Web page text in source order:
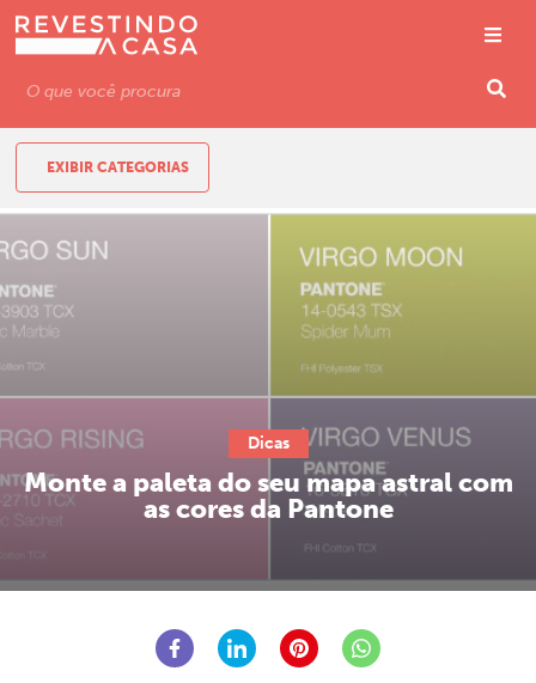
EXIBIR CATEGORIAS
Dicas
Monte a paleta do seu mapa astral com
as cores da Pantone